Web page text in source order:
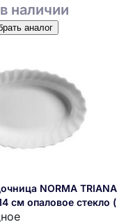
наличии
аналог
NORMA TRIANA
см опаловое стекло (
)